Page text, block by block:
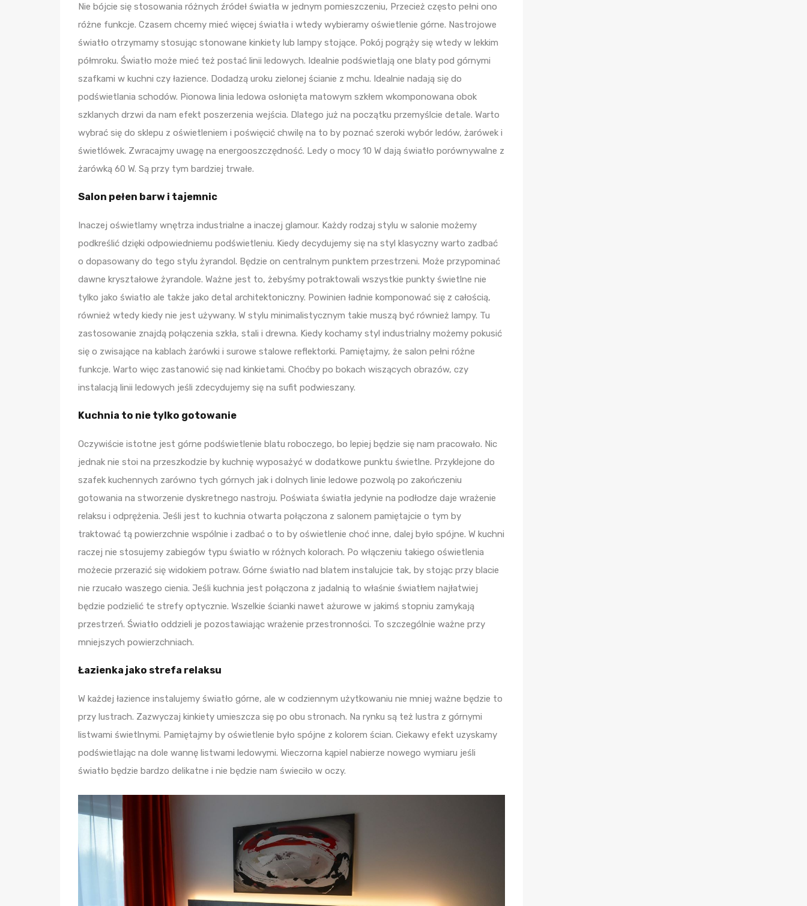
Nie bójcie się stosowania różnych źródeł światła w jednym pomieszczeniu, Przecież często pełni ono
różne funkcje. Czasem chcemy mieć więcej światła i wtedy wybieramy oświetlenie górne. Nastrojowe
światło otrzymamy stosując stonowane kinkiety lub lampy stojące. Pokój pogrąży się wtedy w lekkim
półmroku. Światło może mieć też postać linii ledowych. Idealnie podświetlają one blaty pod górnymi
szafkami w kuchni czy łazience. Dodadzą uroku zielonej ścianie z mchu. Idealnie nadają się do
podświetlania schodów. Pionowa linia ledowa osłonięta matowym szkłem wkomponowana obok
szklanych drzwi da nam efekt poszerzenia wejścia. Dlatego już na początku przemyślcie detale. Warto
wybrać się do sklepu z oświetleniem i poświęcić chwilę na to by poznać szeroki wybór ledów, żarówek i
świetlówek. Zwracajmy uwagę na energooszczędność. Ledy o mocy 10 W dają światło porównywalne z
żarówką 60 W. Są przy tym bardziej trwałe.
Salon pełen barw i tajemnic
Inaczej oświetlamy wnętrza industrialne a inaczej glamour. Każdy rodzaj stylu w salonie możemy
podkreślić dzięki odpowiedniemu podświetleniu. Kiedy decydujemy się na styl klasyczny warto zadbać
o dopasowany do tego stylu żyrandol. Będzie on centralnym punktem przestrzeni. Może przypominać
dawne kryształowe żyrandole. Ważne jest to, żebyśmy potraktowali wszystkie punkty świetlne nie
tylko jako światło ale także jako detal architektoniczny. Powinien ładnie komponować się z całością,
również wtedy kiedy nie jest używany. W stylu minimalistycznym takie muszą być również lampy. Tu
zastosowanie znajdą połączenia szkła, stali i drewna. Kiedy kochamy styl industrialny możemy pokusić
się o zwisające na kablach żarówki i surowe stalowe reflektorki. Pamiętajmy, że salon pełni różne
funkcje. Warto więc zastanowić się nad kinkietami. Choćby po bokach wiszących obrazów, czy
instalacją linii ledowych jeśli zdecydujemy się na sufit podwieszany.
Kuchnia to nie tylko gotowanie
Oczywiście istotne jest górne podświetlenie blatu roboczego, bo lepiej będzie się nam pracowało. Nic
jednak nie stoi na przeszkodzie by kuchnię wyposażyć w dodatkowe punktu świetlne. Przyklejone do
szafek kuchennych zarówno tych górnych jak i dolnych linie ledowe pozwolą po zakończeniu
gotowania na stworzenie dyskretnego nastroju. Poświata światła jedynie na podłodze daje wrażenie
relaksu i odprężenia. Jeśli jest to kuchnia otwarta połączona z salonem pamiętajcie o tym by
traktować tą powierzchnie wspólnie i zadbać o to by oświetlenie choć inne, dalej było spójne. W kuchni
raczej nie stosujemy zabiegów typu światło w różnych kolorach. Po włączeniu takiego oświetlenia
możecie przerazić się widokiem potraw. Górne światło nad blatem instalujcie tak, by stojąc przy blacie
nie rzucało waszego cienia. Jeśli kuchnia jest połączona z jadalnią to właśnie światłem najłatwiej
będzie podzielić te strefy optycznie. Wszelkie ścianki nawet ażurowe w jakimś stopniu zamykają
przestrzeń. Światło oddzieli je pozostawiając wrażenie przestronności. To szczególnie ważne przy
mniejszych powierzchniach.
Łazienka jako strefa relaksu
W każdej łazience instalujemy światło górne, ale w codziennym użytkowaniu nie mniej ważne będzie to
przy lustrach. Zazwyczaj kinkiety umieszcza się po obu stronach. Na rynku są też lustra z górnymi
listwami świetlnymi. Pamiętajmy by oświetlenie było spójne z kolorem ścian. Ciekawy efekt uzyskamy
podświetlając na dole wannę listwami ledowymi. Wieczorna kąpiel nabierze nowego wymiaru jeśli
światło będzie bardzo delikatne i nie będzie nam świeciło w oczy.